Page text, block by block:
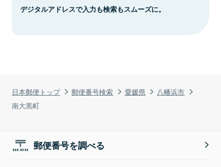
日本郵便トップ 郵便番号検索 愛媛県
八幡浜市
南大黒町
デジタルアドレスで入力も検索もスムーズに。
郵便番号を調べる